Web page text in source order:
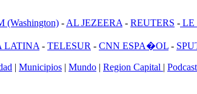
(Washington) - AL JEZEERA - REUTERS - LE
LATINA - TELESUR - CNN ESPA�OL -
| Municipios | Mundo | Region Capital |